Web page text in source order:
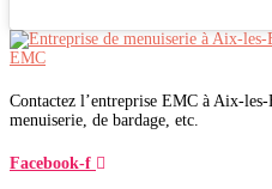
Contactez l’entreprise EMC à Aix-
menuiserie, de bardage, etc.
Facebook-f